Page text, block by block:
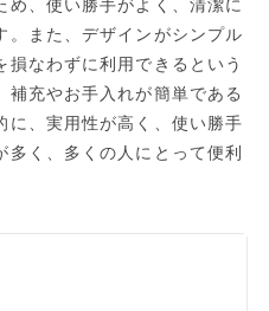
め、使い勝手がよく、清潔に
。また、デザインがシンプル
なわずに利用できるという
充やお手入れが簡単である
に、実用性が高く、使い勝手
く、多くの人にとって便利